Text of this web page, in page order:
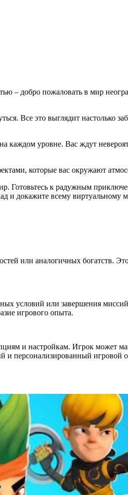
– добро пожаловать в мир
Все это выглядит настолько
каждом уровне. Вас ждут
которые вас окружают
Готовьтесь к радужным
и докажите всему виртуальному
или аналогичных богатств.
условий или завершения
игрового опыта.
и настройкам. Игрок может
и персонализированный игровой